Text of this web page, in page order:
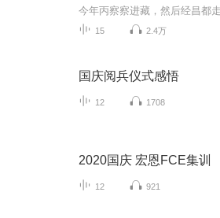
15 2.4万
国庆阅兵仪式感悟
12 1708
2020国庆 宏恩FCE集训
12 921